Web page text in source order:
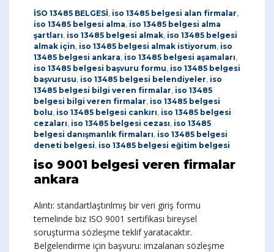
İSO 13485 BELGESİ, iso 13485 belgesi alan firmalar,
iso 13485 belgesi alma, iso 13485 belgesi alma
şartları, iso 13485 belgesi almak, iso 13485 belgesi
almak için, iso 13485 belgesi almak istiyorum, iso
13485 belgesi ankara, iso 13485 belgesi aşamaları,
iso 13485 belgesi başvuru formu, iso 13485 belgesi
başvurusu, iso 13485 belgesi belendiyeler, iso
13485 belgesi bilgi veren firmalar, iso 13485
belgesi bilgi veren firmalar, iso 13485 belgesi
bolu, iso 13485 belgesi cankırı, iso 13485 belgesi
cezaları, iso 13485 belgesi cezası, iso 13485
belgesi danışmanlık firmaları, iso 13485 belgesi
deneti belgesi, iso 13485 belgesi eğitim belgesi
iso 9001 belgesi veren firmalar
ankara
Alıntı: standartlaştırılmış bir veri giriş formu
temelinde biz ISO 9001 sertifikası bireysel
soruşturma sözleşme teklif yaratacaktır.
Belgelendirme için başvuru: imzalanan sözleşme